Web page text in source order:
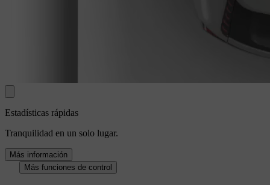
Estadísticas rápidas
Tranquilidad en un solo lugar.
Más información
Más funciones de control